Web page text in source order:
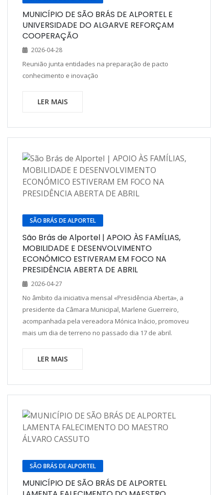
MUNICÍPIO DE SÃO BRÁS DE ALPORTEL E
UNIVERSIDADE DO ALGARVE REFORÇAM
COOPERAÇÃO
2026-04-28
Reunião junta entidades na preparação de pacto
conhecimento e inovação
LER MAIS
SÃO BRÁS DE ALPORTEL
São Brás de Alportel | APOIO ÀS FAMÍLIAS,
MOBILIDADE E DESENVOLVIMENTO
ECONÓMICO ESTIVERAM EM FOCO NA
PRESIDÊNCIA ABERTA DE ABRIL
2026-04-27
No âmbito da iniciativa mensal «Presidência Aberta», a
presidente da Câmara Municipal, Marlene Guerreiro,
acompanhada pela vereadora Mónica Inácio, promoveu
mais um dia de terreno no passado dia 17 de abril.
LER MAIS
SÃO BRÁS DE ALPORTEL
MUNICÍPIO DE SÃO BRÁS DE ALPORTEL